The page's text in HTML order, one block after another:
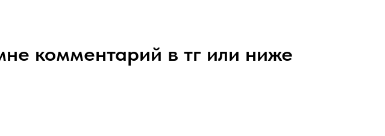
комментарий в тг или ниже